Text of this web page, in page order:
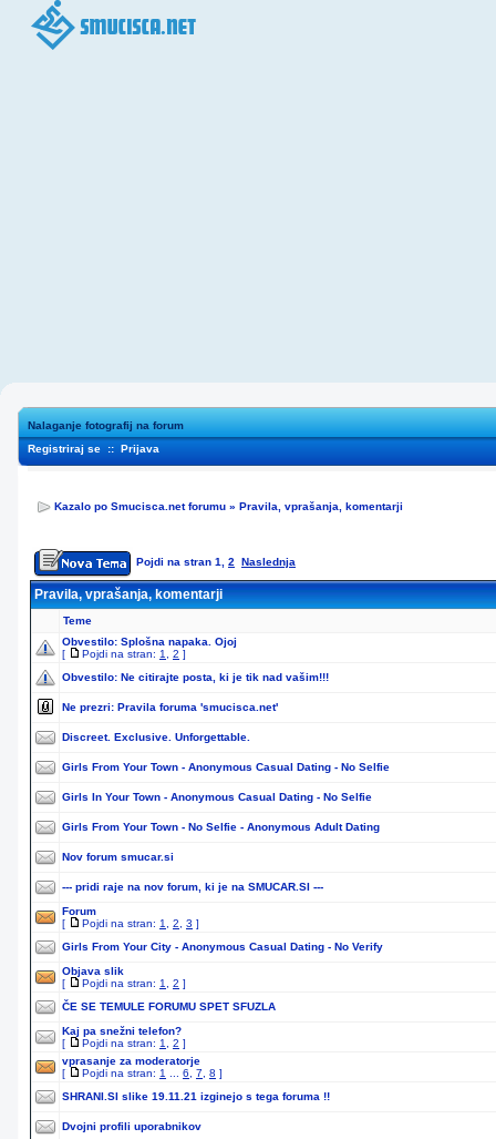
Nalaganje fotografij na forum
Registriraj se :: Prijava
Kazalo po Smucisca.net forumu » Pravila, vprašanja, komentarji
Pojdi na stran 1 2 Naslednja
Pravila, vprašanja, komentarji
Teme
Obvestilo: Splošna napaka. Ojoj
[
Pojdi na stran: 1 2 ]
Obvestilo: Ne citirajte posta, ki je tik nad vašim!!!
Ne prezri: Pravila foruma 'smucisca.net'
Discreet. Exclusive. Unforgettable.
Girls From Your Town - Anonymous Casual Dating - No Selfie
Girls In Your Town - Anonymous Casual Dating - No Selfie
Girls From Your Town - No Selfie - Anonymous Adult Dating
Nov forum smucar.si
--- pridi raje na nov forum, ki je na SMUCAR.SI ---
Forum
[
Pojdi na stran: 1 2 3 ]
Girls From Your City - Anonymous Casual Dating - No Verify
Objava slik
[
Pojdi na stran: 1 2 ]
ČE SE TEMULE FORUMU SPET SFUZLA
Kaj pa snežni telefon?
[
Pojdi na stran: 1 2 ]
vprasanje za moderatorje
[
Pojdi na stran: 1 6 7 8 ]
SHRANI.SI slike 19.11.21 izginejo s tega foruma !!
Dvojni profili uporabnikov